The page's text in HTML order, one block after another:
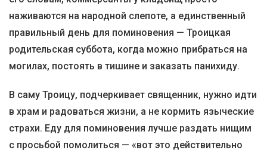
наживаются на народной слепоте, а единственный
правильный день для поминовения — Троицкая
родительская суббота, когда можно прибраться на
могилах, постоять в тишине и заказать панихиду.
В саму Троицу, подчеркивает священник, нужно идти
в храм и радоваться жизни, а не кормить языческие
страхи. Еду для поминовения лучше раздать нищим
с просьбой помолиться — «вот это действительно